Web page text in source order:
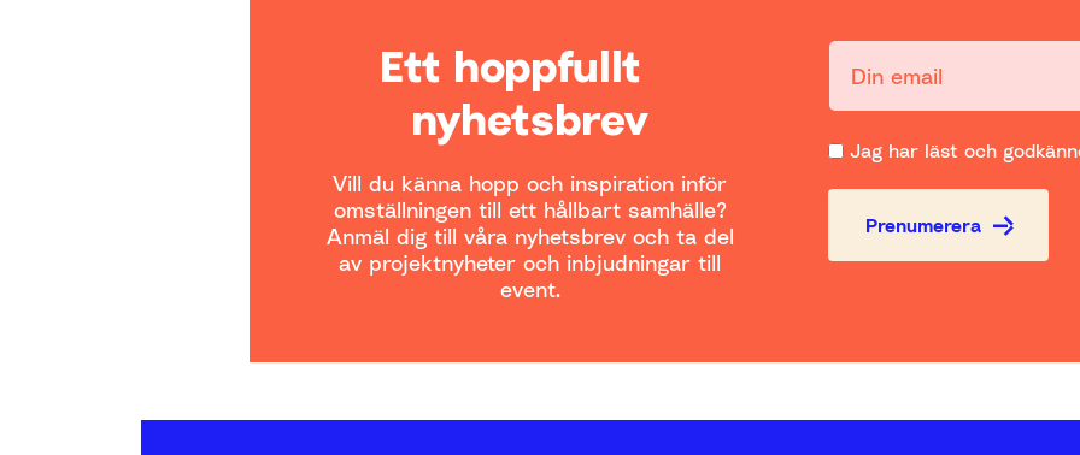
Ett hoppfullt
nyhetsbrev
Vill du känna hopp och inspiration inför
omställningen till ett hållbart samhälle?
Anmäl dig till våra nyhetsbrev och ta del
av projektnyheter och inbjudningar till
event.
Jag har läst och
Prenumerera